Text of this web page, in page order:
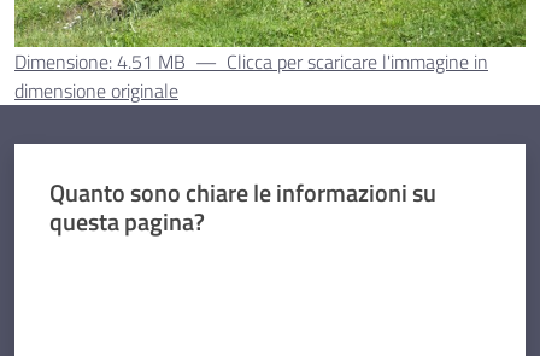
Dimensione: 4.51 MB — Clicca per scaricare l'immagine in
dimensione originale
Quanto sono chiare le informazioni su
questa pagina?